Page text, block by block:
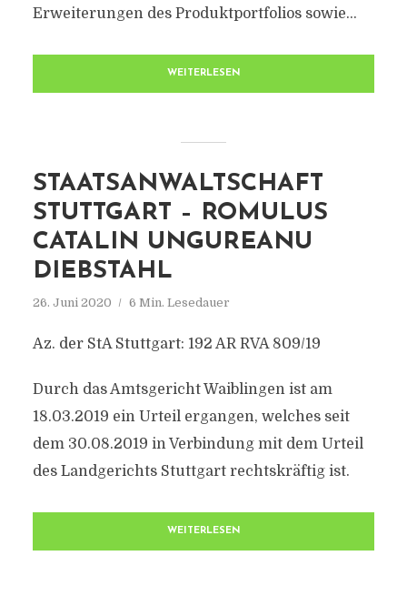
Erweiterungen des Produktportfolios sowie...
WEITERLESEN
STAATSANWALTSCHAFT
STUTTGART – ROMULUS
CATALIN UNGUREANU
DIEBSTAHL
26. Juni 2020 6 Min. Lesedauer
Az. der StA Stuttgart: 192 AR RVA 809/19
Durch das Amtsgericht Waiblingen ist am
18.03.2019 ein Urteil ergangen, welches seit
dem 30.08.2019 in Verbindung mit dem Urteil
des Landgerichts Stuttgart rechtskräftig ist.
WEITERLESEN